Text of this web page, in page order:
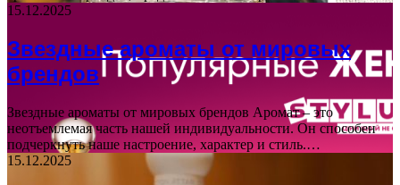
15.12.2025
Звездные ароматы от мировых
брендов
Звездные ароматы от мировых брендов Аромат – это
неотъемлемая часть нашей индивидуальности. Он способен
подчеркнуть наше настроение, характер и стиль.…
15.12.2025